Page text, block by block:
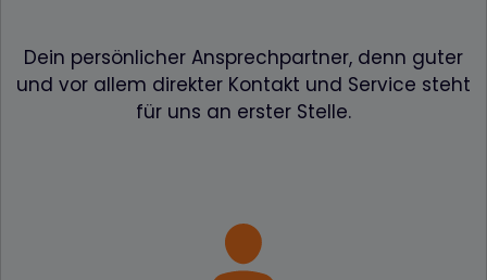
Dein persönlicher Ansprechpartner, denn guter
und vor allem direkter Kontakt und Service steht
für uns an erster Stelle.